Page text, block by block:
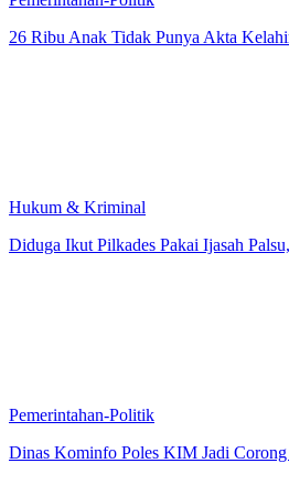
26 Ribu Anak Tidak Punya Akta
Hukum & Kriminal
Diduga Ikut Pilkades Pakai Ijasah
Pemerintahan-Politik
Dinas Kominfo Poles KIM Jadi Corong